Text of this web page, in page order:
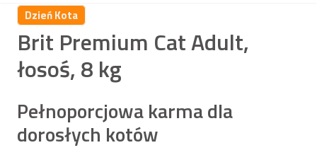
Dzień Kota
Brit Premium Cat Adult,
łosoś, 8 kg
Pełnoporcjowa karma dla
dorosłych kotów